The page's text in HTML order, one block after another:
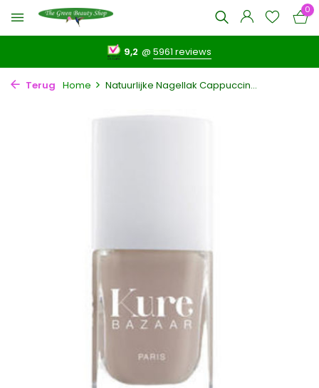
0
9,2 @5961 reviews
Terug Home Natuurlijke Nagellak Cappuccin...